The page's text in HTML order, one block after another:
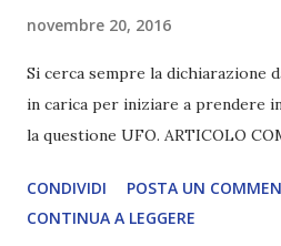
novembre 20, 2016
Si cerca sempre la dichiarazione
in carica per iniziare a prendere
la questione UFO. ARTICOLO
CONDIVIDI
POSTA UN
CONTINUA A LEGGERE